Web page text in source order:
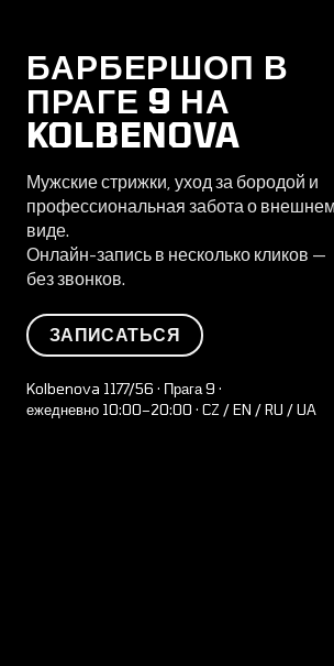
БАРБЕРШОП В
ПРАГЕ 9 НА
KOLBENOVA
Мужские стрижки, уход за бородой и
профессиональная забота о внешнем
виде.
Онлайн-запись в несколько кликов —
без звонков.
ЗАПИСАТЬСЯ
Kolbenova 1177/56 · Прага 9 ·
ежедневно 10:00–20:00 · CZ / EN / RU / UA